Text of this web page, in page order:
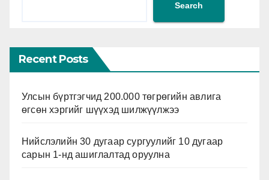
Search
Recent Posts
Улсын бүртгэгчид 200.000 төгрөгийн авлига
өгсөн хэргийг шүүхэд шилжүүлжээ
Нийслэлийн 30 дугаар сургуулийг 10 дугаар
сарын 1-нд ашиглалтад оруулна